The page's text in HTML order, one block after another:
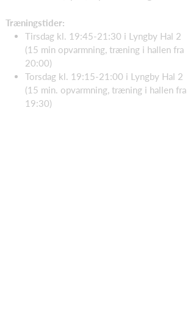
Træningstider:
Tirsdag kl. 19:45-21:30 i Lyngby Hal 2
(15 min opvarmning, træning i hallen fra
20:00)
Torsdag kl. 19:15-21:00 i Lyngby Hal 2
(15 min. opvarmning, træning i hallen fra
19:30)